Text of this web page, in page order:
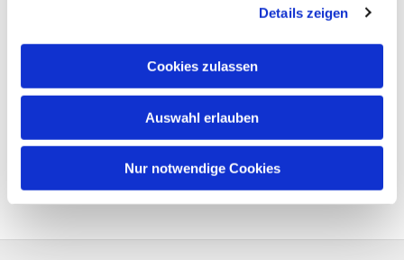
Details zeigen
Cookies zulassen
Auswahl erlauben
Nur notwendige Cookies